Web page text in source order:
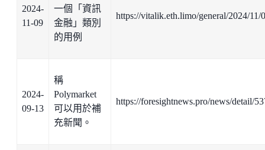
2024-
11-09
一個「資訊
金融」類別
的用例
https://vitalik.eth.limo/general/2024/
2024-
09-13
稱
Polymarket
可以用於補
充新聞。
https://foresightnews.pro/news/detail/